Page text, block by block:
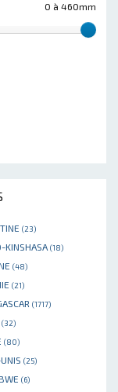
0 à 460mm
(23)
KINSHASA (18)
(48)
(21)
(1717)
(32)
(80)
(25)
(6)